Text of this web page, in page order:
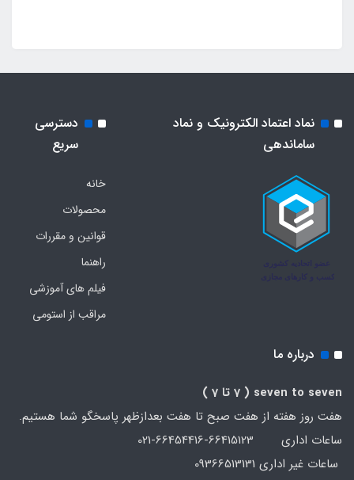
نماد اعتماد الکترونیک و نماد
ساماندهی
دسترسی
سریع
خانه
محصولات
قوانین و مقررات
راهنما
فیلم های آموزشی
مراقب از استومی
درباره ما
seven to seven ( 7 تا 7 )
هفت روز هفته از هفت صبح تا هفت بعدازظهر پاسخگو شما هستیم.
ساعات اداری 66415123-66454416-021
ساعات غیر اداری 09366513131